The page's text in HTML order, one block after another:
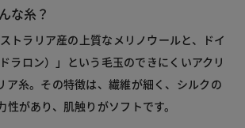
な糸？
ストラリア産の上質なメリノウールと、ドイ
ラロン）」という毛玉のできにくいアクリ
ア糸。その特徴は、繊維が細く、シルクの
があり、肌触りがソフトです。